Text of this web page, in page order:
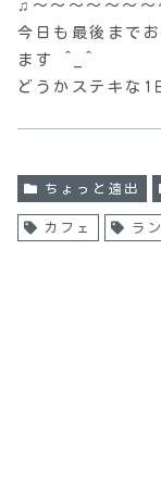
♫〜〜〜〜〜〜
今日も最後まで
ます ^_^
どうかステキな
ちょっと遠出
カフェ ラ